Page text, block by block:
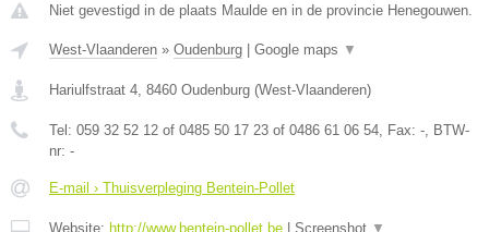
Niet gevestigd in de plaats Maulde en in de provincie Henegouwen.
West-Vlaanderen » Oudenburg | Google maps ▼
Hariulfstraat 4 8460 Oudenburg (West-Vlaanderen)
Tel: 059 32 52 12 of 0485 50 17 23 of 0486 61 06 54 , Fax: - , BTW-
nr: -
E-mail › Thuisverpleging Bentein-Pollet
Website: http://www.bentein-pollet.be | Screenshot ▼